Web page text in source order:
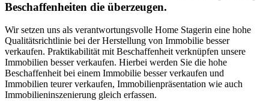
Beschaffenheiten die überzeugen.
Wir setzen uns als verantwortungsvolle Home Stagerin eine hohe
Qualitätsrichtlinie bei der Herstellung von Immobilie besser
verkaufen. Praktikabilität mit Beschaffenheit verknüpfen unsere
Immobilien besser verkaufen. Hierbei werden Sie die hohe
Beschaffenheit bei einem Immobilie besser verkaufen und
Immobilien teurer verkaufen, Immobilienpräsentation wie auch
Immobilieninszenierung gleich erfassen.